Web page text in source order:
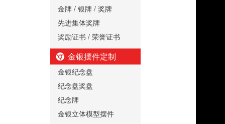
金牌 / 银牌 / 奖牌
先进集体奖牌
奖励证书 / 荣誉证书
金银摆件定制
金银纪念盘
纪念盘奖盘
纪念牌
金银立体模型摆件